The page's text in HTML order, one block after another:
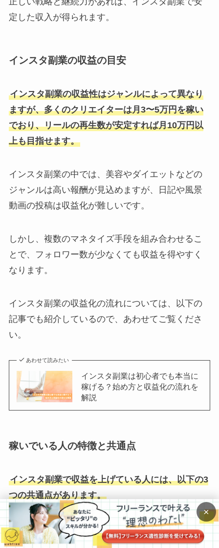
定した収入が得られます。
インスタ副業の収益の目安
インスタ副業の収益性はジャンルによって異なり
ますが、多くのクリエイターは月3〜5万円を稼い
でおり、リールの再生数が安定すれば月10万円以
上も目指せます。
インスタ副業の中では、美容やダイエットなどの
ジャンルは高い報酬が見込めますが、日記や風景
動画の投稿は収益化が難しいです。
しかし、複数のマネタイズ手段を組み合わせるこ
とで、フォロワー数が少なくても収益を得やすく
なります。
インスタ副業の収益化の流れについては、以下の
記事でも紹介しているので、あわせてご覧くださ
い。
あわせて読みたい
インスタ副業は初心者でも本当に
稼げる？始め方と収益化の流れを
解説
稼いでいる人の特徴と共通点
インスタ副業で収益を上げている人には、以下の3
つの共通点があります。
まず、明確な特化ジャンルを持つ人です。
×